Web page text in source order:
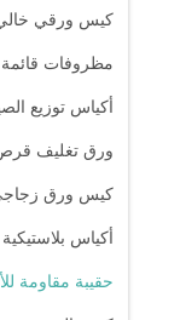
كيس ورقي خالي
مظروفات قائمة
أكياس توزيع
ورق تغليف
كيس ورق
أكياس بلاستيكية
حقيبة مقاومة